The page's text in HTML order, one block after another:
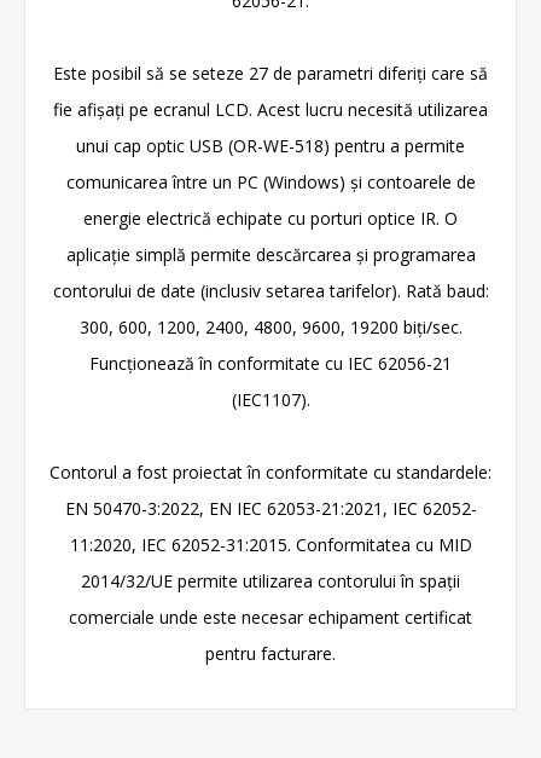
Este posibil să se seteze 27 de parametri diferiți care să
fie afișați pe ecranul LCD. Acest lucru necesită utilizarea
unui cap optic USB (OR-WE-518) pentru a permite
comunicarea între un PC (Windows) și contoarele de
energie electrică echipate cu porturi optice IR. O
aplicație simplă permite descărcarea și programarea
contorului de date (inclusiv setarea tarifelor). Rată baud:
300, 600, 1200, 2400, 4800, 9600, 19200 biți/sec.
Funcționează în conformitate cu IEC 62056-21
(IEC1107).
Contorul a fost proiectat în conformitate cu standardele:
EN 50470-3:2022, EN IEC 62053-21:2021, IEC 62052-
11:2020, IEC 62052-31:2015. Conformitatea cu MID
2014/32/UE permite utilizarea contorului în spații
comerciale unde este necesar echipament certificat
pentru facturare.